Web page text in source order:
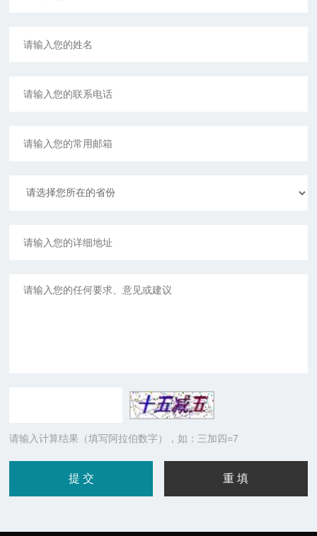
请输入计算结果（填写阿拉伯数字），如：三加四=7